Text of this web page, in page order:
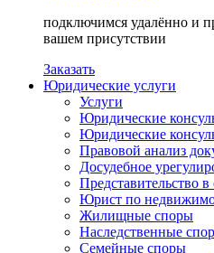
подключимся удалённо и
вашем присутствии
Заказать
Юридические услуги
Услуги
Юридические
Юридические
Правовой анализ
Досудебное
Представительство в
Юрист по
Жилищные споры
Наследственные
Семейные споры